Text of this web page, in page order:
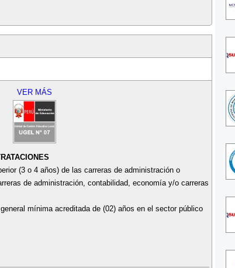
VER MÁS
(3 o 4 años) de las carreras de administración o
de administración, contabilidad, economía y/o carreras
mínima acreditada de (02) años en el sector público